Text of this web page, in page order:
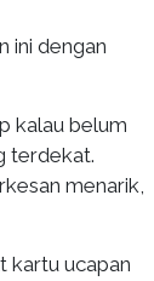
ini dengan
kalau belum
terdekat.
menarik,
kartu ucapan